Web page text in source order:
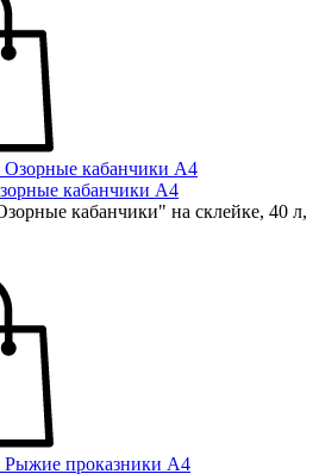
кабанчики А4
кабанчики" на склейке, 40 л,